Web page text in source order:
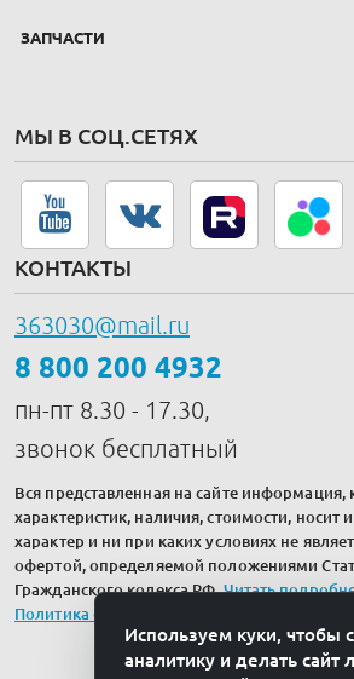
ЗАПЧАСТИ
МЫ В СОЦ.СЕТЯХ
КОНТАКТЫ
363030@mail.ru
8 800 200 4932
пн-пт 8.30 - 17.30,
звонок бесплатный
Вся представленная на сайте информация,
характеристик, наличия, стоимости,
характер и ни при каких условиях не
офертой, определяемой положениями
Гражданского кодекса РФ.Читать
Политика обработки персональных данных
Используем куки, чтобы
аналитику и делать сайт